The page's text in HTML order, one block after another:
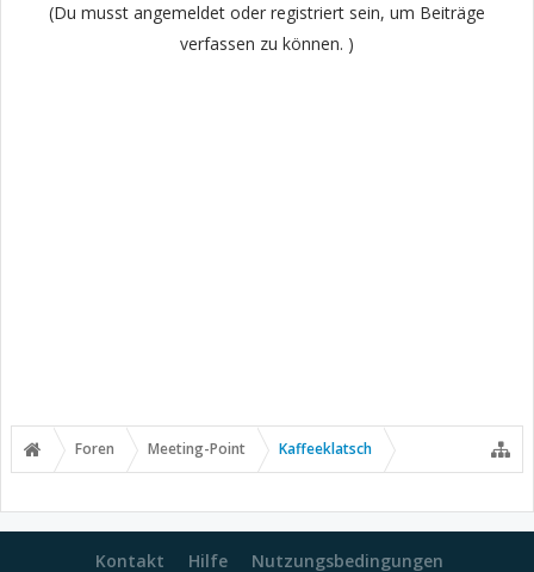
(Du musst angemeldet oder registriert sein, um Beiträge
verfassen zu können. )
Foren Meeting-Point Kaffeeklatsch
Kontakt Hilfe Nutzungsbedingungen